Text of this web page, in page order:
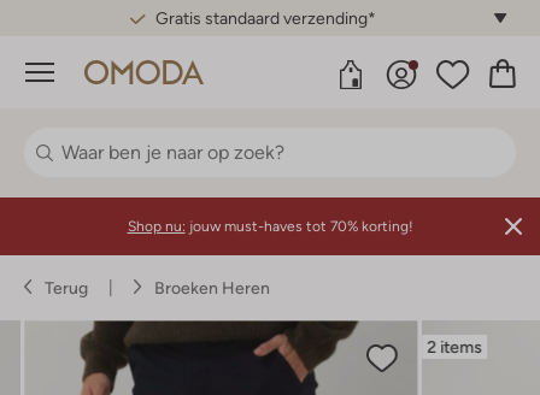
Gratis standaard verzending*
Menu
Shop nu: jouw must-haves tot 70% korting!
Terug Broeken Heren
2 items